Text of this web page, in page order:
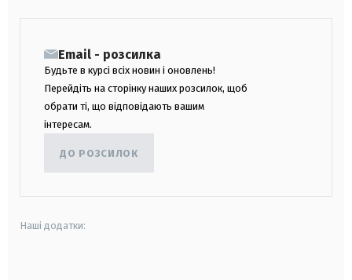
Email - розсилка
Будьте в курсі всіх новин і оновлень!
Перейдіть на сторінку наших розсилок, щоб
обрати ті, що відповідають вашим
інтересам.
ДО РОЗСИЛОК
Наші додатки: